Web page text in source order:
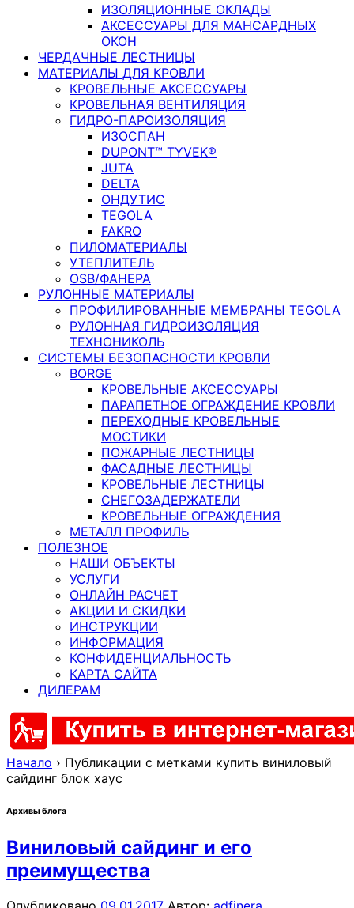
ИЗОЛЯЦИОННЫЕ ОКЛАДЫ
АКСЕССУАРЫ ДЛЯ МАНСАРДНЫХ
ОКОН
ЧЕРДАЧНЫЕ ЛЕСТНИЦЫ
МАТЕРИАЛЫ ДЛЯ КРОВЛИ
КРОВЕЛЬНЫЕ АКСЕССУАРЫ
КРОВЕЛЬНАЯ ВЕНТИЛЯЦИЯ
ГИДРО-ПАРОИЗОЛЯЦИЯ
ИЗОСПАН
DUPONT™ TYVEK®
JUTA
DELTA
ОНДУТИС
TEGOLA
FAKRO
ПИЛОМАТЕРИАЛЫ
УТЕПЛИТЕЛЬ
OSB/ФАНЕРА
РУЛОННЫЕ МАТЕРИАЛЫ
ПРОФИЛИРОВАННЫЕ МЕМБРАНЫ TEGOLA
РУЛОННАЯ ГИДРОИЗОЛЯЦИЯ
ТЕХНОНИКОЛЬ
СИСТЕМЫ БЕЗОПАСНОСТИ КРОВЛИ
BORGE
КРОВЕЛЬНЫЕ АКСЕССУАРЫ
ПАРАПЕТНОЕ ОГРАЖДЕНИЕ КРОВЛИ
ПЕРЕХОДНЫЕ КРОВЕЛЬНЫЕ
МОСТИКИ
ПОЖАРНЫЕ ЛЕСТНИЦЫ
ФАСАДНЫЕ ЛЕСТНИЦЫ
КРОВЕЛЬНЫЕ ЛЕСТНИЦЫ
СНЕГОЗАДЕРЖАТЕЛИ
КРОВЕЛЬНЫЕ ОГРАЖДЕНИЯ
МЕТАЛЛ ПРОФИЛЬ
ПОЛЕЗНОЕ
НАШИ ОБЪЕКТЫ
УСЛУГИ
ОНЛАЙН РАСЧЕТ
АКЦИИ И СКИДКИ
ИНСТРУКЦИИ
ИНФОРМАЦИЯ
КОНФИДЕНЦИАЛЬНОСТЬ
КАРТА САЙТА
ДИЛЕРАМ
Начало › Публикации с метками купить виниловый
сайдинг блок хаус
Архивы блога
Виниловый сайдинг и его
преимущества